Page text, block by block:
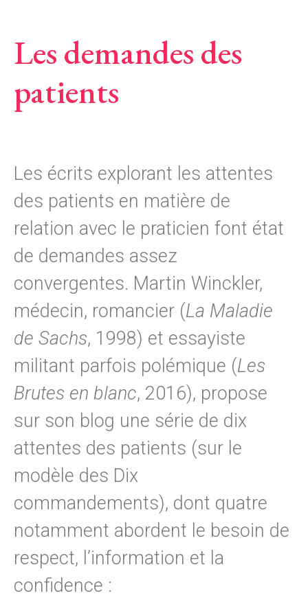
Les demandes des
patients
Les écrits explorant les attentes
des patients en matière de
relation avec le praticien font état
de demandes assez
convergentes. Martin Winckler,
médecin, romancier (La Maladie
de Sachs, 1998) et essayiste
militant parfois polémique (Les
Brutes en blanc, 2016), propose
sur son blog une série de dix
attentes des patients (sur le
modèle des Dix
commandements), dont quatre
notamment abordent le besoin de
respect, l’information et la
confidence :